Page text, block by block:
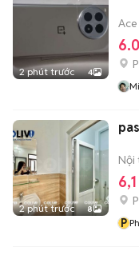
2 phút trước 4
2 phút trước 8
Nội
P